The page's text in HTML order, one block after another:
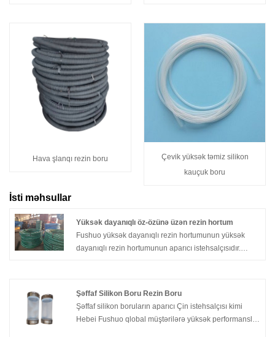
Hava şlanqı rezin boru
Çevik yüksək təmiz silikon
kauçuk boru
İsti məhsullar
Yüksək dayanıqlı öz-özünə üzən rezin hortum
Fushuo yüksək dayanıqlı rezin hortumunun yüksək
dayanıqlı rezin hortumunun aparıcı istehsalçısıdır.
yüksək səs-küylü və möhkəm olmaq, onları müxtəlif
tətbiqlər üçün əla seçim etmək üçün hazırlanmışdır.
Şəffaf Silikon Boru Rezin Boru
Şəffaf silikon boruların aparıcı Çin istehsalçısı kimi
Hebei Fushuo qlobal müştərilərə yüksək performanslı